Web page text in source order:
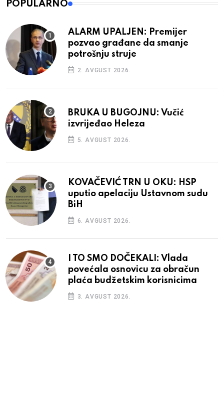
POPULARNO
ALARM UPALJEN: Premijer
pozvao građane da smanje
potrošnju struje
2. AVGUST 2026.
BRUKA U BUGOJNU: Vučić
izvrijeđao Heleza
5. AVGUST 2026.
KOVAČEVIĆ TRN U OKU: HSP
uputio apelaciju Ustavnom sudu
BiH
6. AVGUST 2026.
I TO SMO DOČEKALI: Vlada
povećala osnovicu za obračun
plaća budžetskim korisnicima
3. AVGUST 2026.